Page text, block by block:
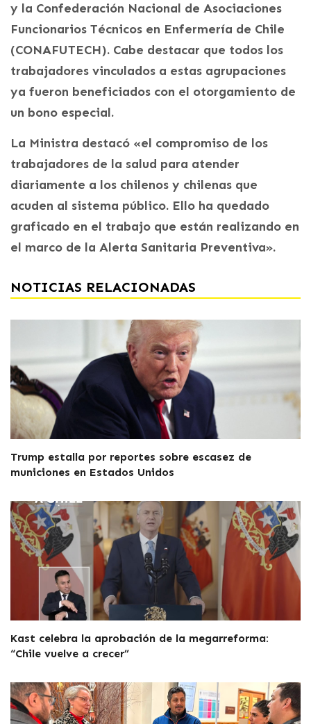
y la Confederación Nacional de Asociaciones
Funcionarios Técnicos en Enfermería de Chile
(CONAFUTECH). Cabe destacar que todos los
trabajadores vinculados a estas agrupaciones
ya fueron beneficiados con el otorgamiento de
un bono especial.
La Ministra destacó «el compromiso de los
trabajadores de la salud para atender
diariamente a los chilenos y chilenas que
acuden al sistema público. Ello ha quedado
graficado en el trabajo que están realizando en
el marco de la Alerta Sanitaria Preventiva».
NOTICIAS RELACIONADAS
Trump estalla por reportes sobre escasez de
municiones en Estados Unidos
Kast celebra la aprobación de la megarreforma:
“Chile vuelve a crecer”